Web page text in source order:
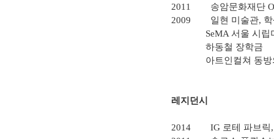
2011
송암문화재단
2009
일현 미술관,
SeMA 서울 시립
하동철 장학금
아트인컬쳐 동
레지던시
2014 IG 로테 파브릭